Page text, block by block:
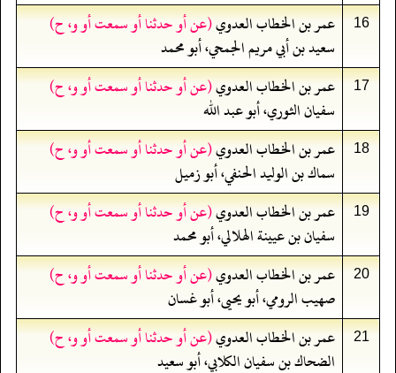
16 عمر بن الخطاب العدوي(عن أو حدثنا أو سمعت أو و، ح)
سعيد بن أبي مريم الجمحي، أبو محمد
17 عمر بن الخطاب العدوي(عن أو حدثنا أو سمعت أو و، ح)
سفيان الثوري، أبو عبد الله
18 عمر بن الخطاب العدوي(عن أو حدثنا أو سمعت أو و، ح)
سماك بن الوليد الحنفي، أبو زميل
19 عمر بن الخطاب العدوي(عن أو حدثنا أو سمعت أو و، ح)
سفيان بن عيينة الهلالي، أبو محمد
20 عمر بن الخطاب العدوي(عن أو حدثنا أو سمعت أو و، ح)
صهيب الرومي، أبو يحيى، أبو غسان
21 عمر بن الخطاب العدوي(عن أو حدثنا أو سمعت أو و، ح)
الضحاك بن سفيان الكلابي، أبو سعيد